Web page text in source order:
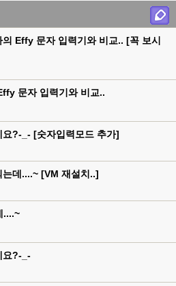
Effy 문자 입력기와 비교.. [꼭 보시
문자 입력기와 비교..
?-_- [숫자입력모드 추가]
데....~ [VM 재설치..]
....~
요?-_-